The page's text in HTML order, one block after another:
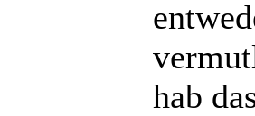
hab